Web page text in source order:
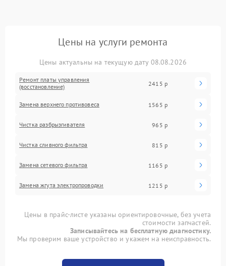
Цены на услуги ремонта
Цены актуальны на текущую дату 08.08.2026
Ремонт платы управления
(восстановление)
2415 р
Замена верхнего противовеса 1565 р
Чистка разбрызгивателя 965 р
Чистка сливного фильтра 815 р
Замена сетевого фильтра 1165 р
Замена жгута электропроводки 1215 р
Цены в прайс-листе указаны ориентировочные, без учета
стоимости запчастей.
Записывайтесь на бесплатную диагностику.
Мы проверим ваше устройство и укажем на неисправность.